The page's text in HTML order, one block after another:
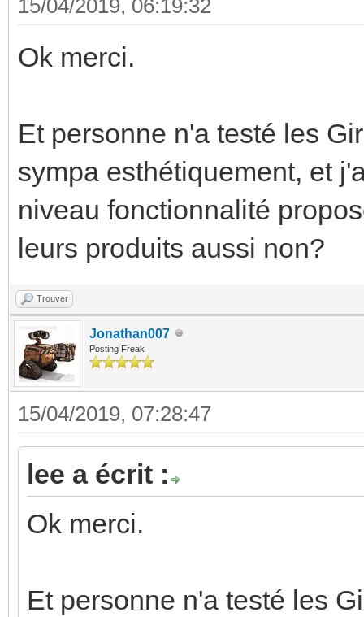
15/04/2019, 06:19:32
Ok merci.
Et personne n'a testé les
sympa esthétiquement, et
niveau fonctionnalité
leurs produits aussi non?
Trouver
Jonathan007
Posting Freak
15/04/2019, 07:28:47
lee a écrit :
Ok merci.
Et personne n'a testé les